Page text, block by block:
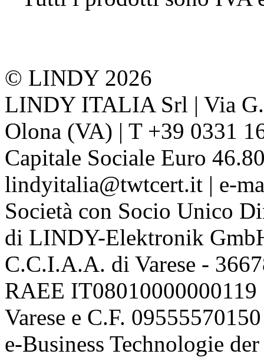
© LINDY 2026
LINDY ITALIA Srl | Via
Olona (VA) | T +39 0331
Capitale Sociale Euro
lindyitalia@twtcert.it | e-
Società con Socio Unico
di LINDY-Elektronik
C.C.I.A.A. di Varese -
RAEE
Varese e C.F. 09555570150
e-Business Technologie